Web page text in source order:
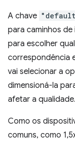
A chave
para caminhos de
para escolher
correspondência
vai selecionar a
dimensioná-la
afetar a qualidade.
Como os
comuns, como